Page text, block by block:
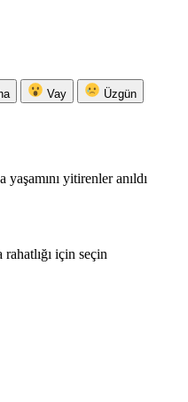
Vay Üzgün
yaşamını yitirenler anıldı
rahatlığı için seçin